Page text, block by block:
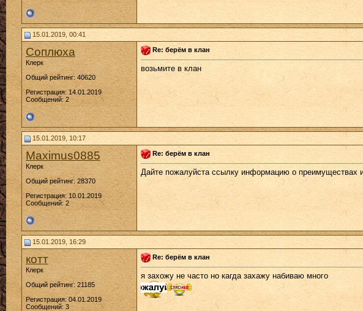
15.01.2019, 00:41
Соплюха
Клерк
Общий рейтинг: 40620
Регистрация: 14.01.2019
Сообщений: 2
Re: берём в клан
возьмите в клан
15.01.2019, 10:17
Maximus0885
Клерк
Общий рейтинг: 28370
Регистрация: 10.01.2019
Сообщений: 2
Re: берём в клан
Дайте пожалуйста ссылку информацию о преимуществах
15.01.2019, 16:29
котт
Клерк
Общий рейтинг: 21185
Регистрация: 04.01.2019
Сообщений: 3
Re: берём в клан
я захожу не часто но кагда захажу набиваю много